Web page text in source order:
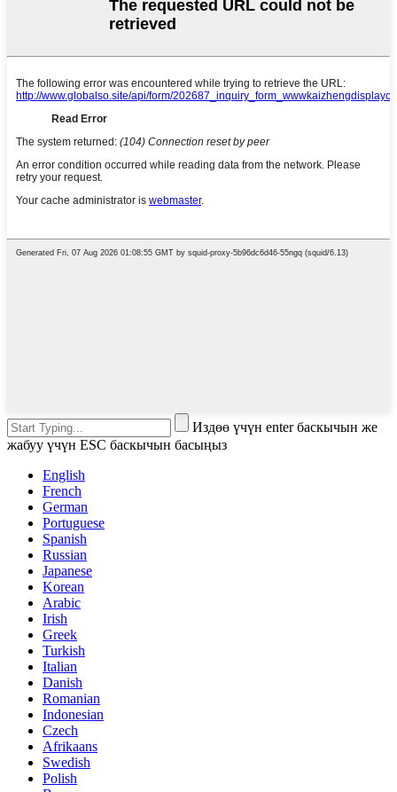
Издөө үчүн enter баскычын же
жабуу үчүн ESC баскычын басыңыз
English
French
German
Portuguese
Spanish
Russian
Japanese
Korean
Arabic
Irish
Greek
Turkish
Italian
Danish
Romanian
Indonesian
Czech
Afrikaans
Swedish
Polish